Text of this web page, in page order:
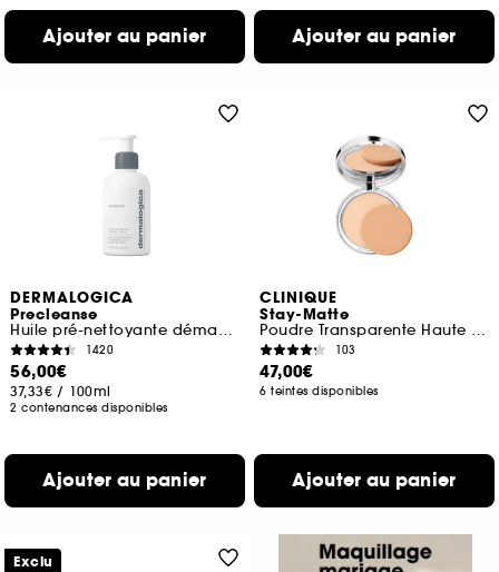
Ajouter au panier Ajouter au panier
DERMALOGICA
Precleanse
Huile pré-nettoyante démaquillante
1420
56,00€
37,33€ / 100ml
2 contenances disponibles
Ajouter au panier
CLINIQUE
Stay-Matte
Poudre Transparente Haute Matité
103
47,00€
6 teintes disponibles
Ajouter au panier
Exclu